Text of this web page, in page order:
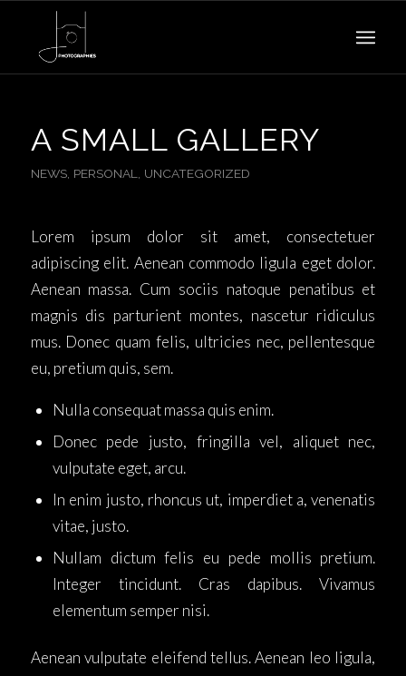
A SMALL GALLERY
NEWS, PERSONAL UNCATEGORIZED
Lorem ipsum dolor sit amet, consectetuer
adipiscing elit. Aenean commodo ligula eget dolor.
Aenean massa. Cum sociis natoque penatibus et
magnis dis parturient montes, nascetur ridiculus
mus. Donec quam felis, ultricies nec, pellentesque
eu, pretium quis, sem.
Nulla consequat massa quis enim.
Donec pede justo, fringilla vel, aliquet nec,
vulputate eget, arcu.
In enim justo, rhoncus ut, imperdiet a, venenatis
vitae, justo.
Nullam dictum felis eu pede mollis pretium.
Integer tincidunt. Cras dapibus. Vivamus
elementum semper nisi.
Aenean vulputate eleifend tellus. Aenean leo ligula,